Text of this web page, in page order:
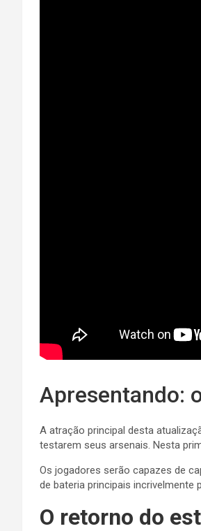
Apresentando:
A atração principal desta
testarem seus arsenais. Nesta
Os jogadores serão capazes de
de bateria principais incrivelmente
O retorno do